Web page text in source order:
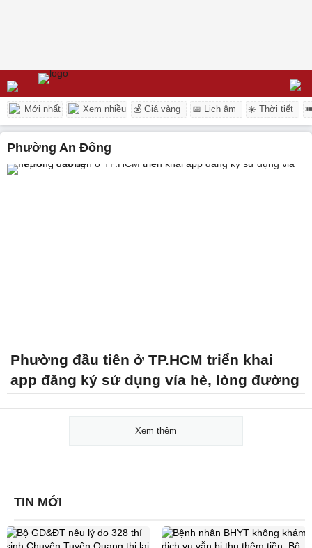
Mới nhất Xem nhiều 💰 Giá vàng 📅 Lịch âm ☀️ Thời tiết
phường An Đông
Phường đầu tiên ở TP.HCM triển khai
app đăng ký sử dụng vỉa hè, lòng đường
Xem thêm
TIN MỚI